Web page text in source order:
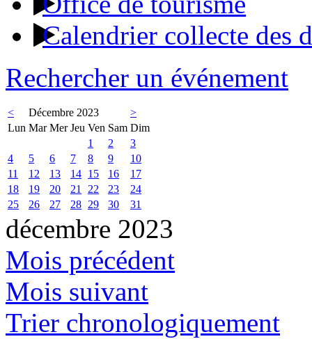
Calendrier collecte des
Rechercher un événement
< Décembre 2023
>
Lun Mar Mer Jeu Ven Sam Dim
1
2
3
4
5 6 7 8 9
10
11
12 13 14 15 16
17
18
19 20 21 22 23
24
25
26 27 28 29 30 31
décembre 2023
Mois précédent
Mois suivant
Trier chronologiquement